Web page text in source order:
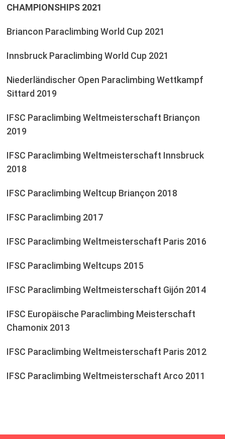
CHAMPIONSHIPS 2021
Briancon Paraclimbing World Cup 2021
Innsbruck Paraclimbing World Cup 2021
Niederländischer Open Paraclimbing Wettkampf
Sittard 2019
IFSC Paraclimbing Weltmeisterschaft Briançon
2019
IFSC Paraclimbing Weltmeisterschaft Innsbruck
2018
IFSC Paraclimbing Weltcup Briançon 2018
IFSC Paraclimbing 2017
IFSC Paraclimbing Weltmeisterschaft Paris 2016
IFSC Paraclimbing Weltcups 2015
IFSC Paraclimbing Weltmeisterschaft Gijón 2014
IFSC Europäische Paraclimbing Meisterschaft
Chamonix 2013
IFSC Paraclimbing Weltmeisterschaft Paris 2012
IFSC Paraclimbing Weltmeisterschaft Arco 2011